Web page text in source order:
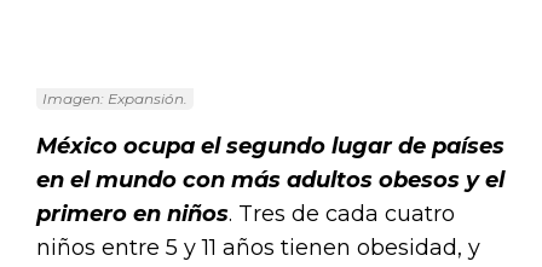
Imagen: Expansión.
México ocupa el segundo lugar de países
en el mundo con más adultos obesos y el
primero en niños. Tres de cada cuatro
niños entre 5 y 11 años tienen obesidad, y